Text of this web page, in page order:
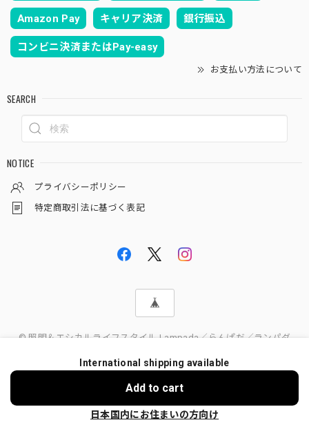
Amazon Pay キャリア決済 銀行振込
コンビニ決済またはPay-easy
お支払い方法について
SEARCH
NOTICE
プライバシーポリシー
特定商取引法に基づく表記
© 照明＆エシカルライフスタイル Lampada／らんぱだ／ランパダ
International shipping available
Add to cart
日本国内にお住まいの方向け